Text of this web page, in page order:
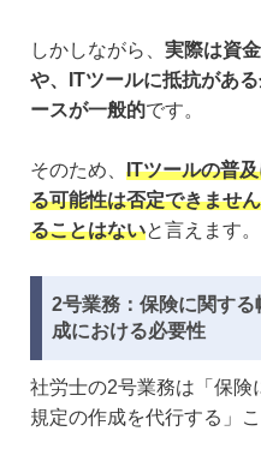
しかしながら、 実際は資
や、ITツールに抵抗があ
ースが一般的です。
そのため、 ITツールの普
る可能性は否定できませ
ることはないと言えます。
2号業務：保険に関す
成における必要性
社労士の2号業務は「保険
規定の作成を代行する」こ